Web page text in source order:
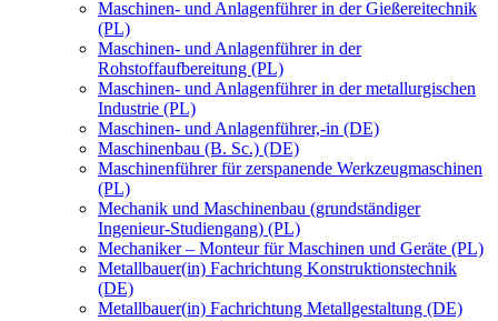
Maschinen- und Anlagenführer in der Gießereitechnik
(PL)
Maschinen- und Anlagenführer in der
Rohstoffaufbereitung (PL)
Maschinen- und Anlagenführer in der metallurgischen
Industrie (PL)
Maschinen- und Anlagenführer,-in (DE)
Maschinenbau (B. Sc.) (DE)
Maschinenführer für zerspanende Werkzeugmaschinen
(PL)
Mechanik und Maschinenbau (grundständiger
Ingenieur-Studiengang) (PL)
Mechaniker – Monteur für Maschinen und Geräte (PL)
Metallbauer(in) Fachrichtung Konstruktionstechnik
(DE)
Metallbauer(in) Fachrichtung Metallgestaltung (DE)